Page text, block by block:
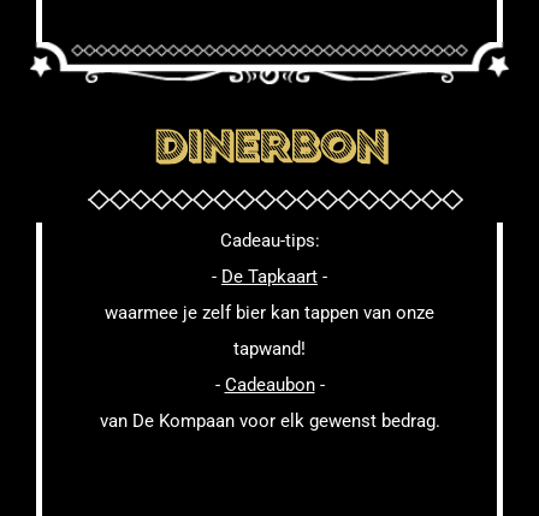
Cadeau-tips:
- De Tapkaart -
waarmee je zelf bier kan tappen van onze
tapwand!
- Cadeaubon-
van De Kompaan voor elk gewenst bedrag.